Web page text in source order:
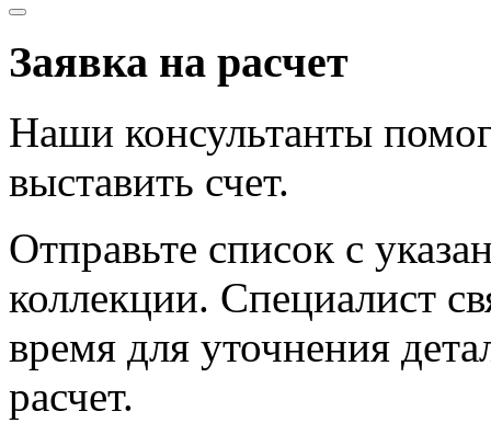
Заявка на расчет
Наши консультанты
выставить счет.
Отправьте список с
коллекции. Специалист
время для уточнения
расчет.